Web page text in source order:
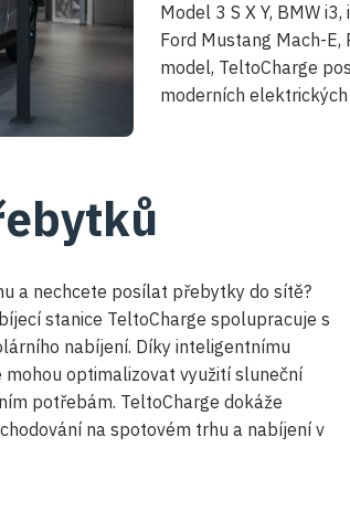
Model 3 S X Y, BMW
Ford Mustang Mach-
model, TeltoCharge
moderních
a nechcete posílat přebytky do sítě?
stanice TeltoCharge spolupracuje s
nabíjení. Díky inteligentnímu
optimalizovat využití sluneční
potřebám. TeltoCharge dokáže
na spotovém trhu a nabíjení v